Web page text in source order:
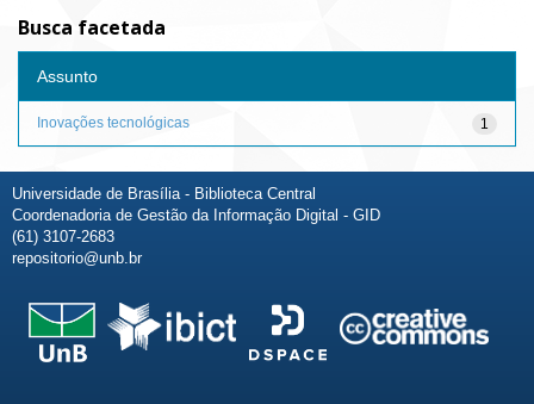
Busca facetada
Assunto
1
Inovações tecnológicas
Universidade de Brasília - Biblioteca Central
Coordenadoria de Gestão da Informação Digital - GID
(61) 3107-2683
repositorio@unb.br